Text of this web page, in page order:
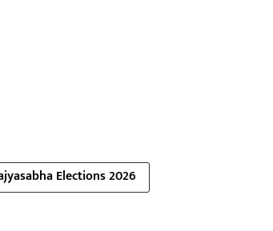
Elections 2026